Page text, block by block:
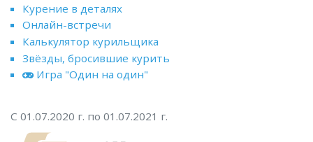
Курение в деталях
Онлайн-встречи
Калькулятор курильщика
Звёзды, бросившие курить
Игра "Один на один"
С 01.07.2020 г. по 01.07.2021 г.